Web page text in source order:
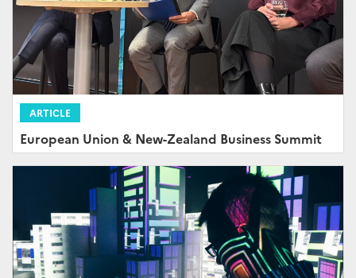
ARTICLE
European Union & New-Zealand Business Summit